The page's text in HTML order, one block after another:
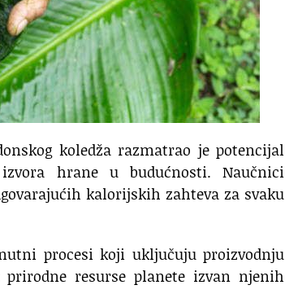
koledža razmatrao je potencijal
hrane u budućnosti. Naučnici
kalorijskih zahteva za svaku
procesi koji uključuju proizvodnju
resurse planete izvan njenih